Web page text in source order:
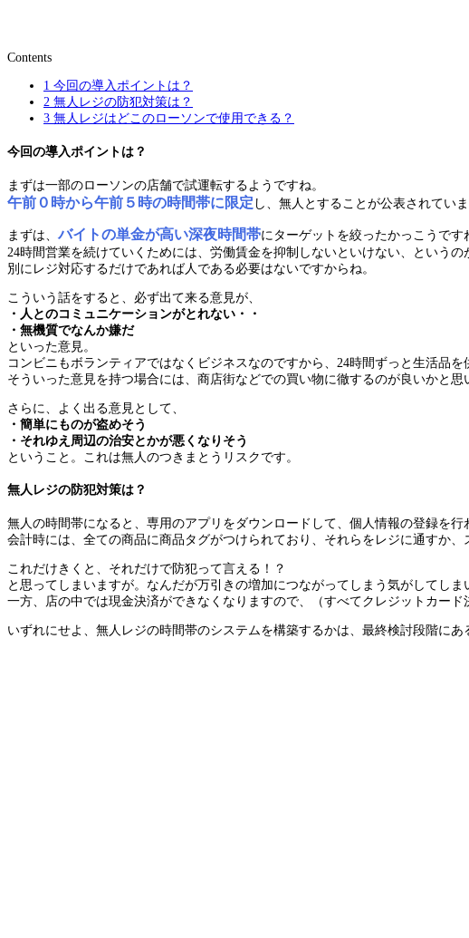
Contents
1 今回の導入ポイントは？
2 無人レジの防犯対策は？
3 無人レジはどこのローソンで使用できる？
今回の導入ポイントは？
まずは一部のローソンの店舗で試運転するようですね。
午前０時から午前５時の時間帯に限定 し、無人とすることが公表されていま
まずは、バイトの単金が高い深夜時間帯にターゲットを絞ったかっこうです
24時間営業を続けていくためには、労働賃金を抑制しないといけない、という
別にレジ対応するだけであれば人である必要はないですからね。
こういう話をすると、必ず出て来る意見が、
・人とのコミュニケーションがとれない・・
・無機質でなんか嫌だ
といった意見。
コンビニもボランティアではなくビジネスなのですから、24時間ずっと生活品
そういった意見を持つ場合には、商店街などでの買い物に徹するのが良いかと思
さらに、よく出る意見として、
・簡単にものが盗めそう
・それゆえ周辺の治安とかが悪くなりそう
ということ。これは無人のつきまとうリスクです。
無人レジの防犯対策は？
無人の時間帯になると、専用のアプリをダウンロードして、個人情報の登録を
会計時には、全ての商品に商品タグがつけられており、それらをレジに通すか
これだけきくと、それだけで防犯って言える！？
と思ってしまいますが。なんだが万引きの増加につながってしまう気がしてしま
一方、店の中では現金決済ができなくなりますので、（すべてクレジットカー
いずれにせよ、無人レジの時間帯のシステムを構築するかは、最終検討段階に